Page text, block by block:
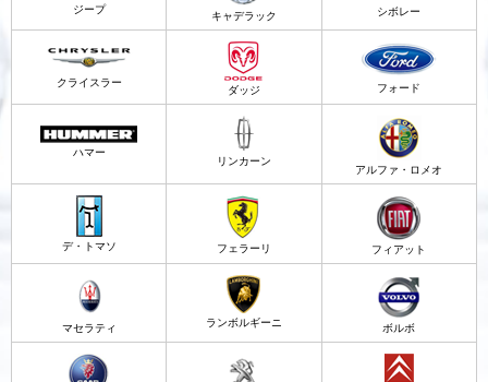
ジープ キャデラック シボレー
クライスラー ダッジ フォード
ハマー
リンカーン
アルファ・ロメオ
デ・トマソ フェラーリ フィアット
マセラティ ランボルギーニ ボルボ